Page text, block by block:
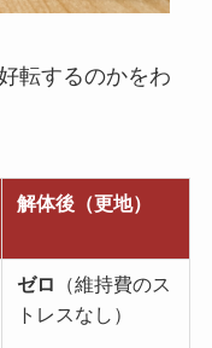
転するのかをわ
解体後（更地）
ゼロ
（維持費のス
トレスなし）